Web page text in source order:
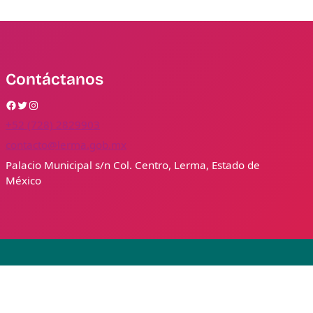
Contáctanos
Facebook Twitter Instagram
+52 (728) 2829903
contacto@lerma.gob.mx
Palacio Municipal s/n Col. Centro, Lerma, Estado de
México